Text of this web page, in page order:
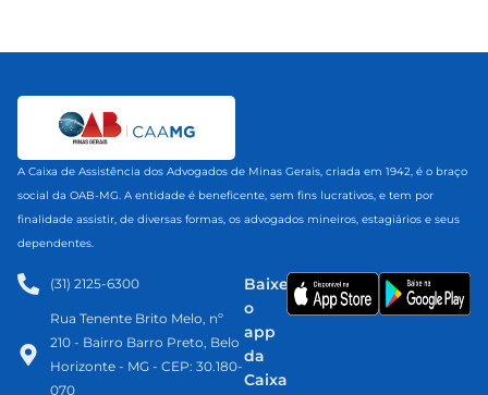
A Caixa de Assistência dos Advogados de Minas Gerais, criada em 1942, é o braço
social da OAB-MG. A entidade é beneficente, sem fins lucrativos, e tem por
finalidade assistir, de diversas formas, os advogados mineiros, estagiários e seus
dependentes.
(31) 2125-6300​
Rua Tenente Brito Melo, nº
210 - Bairro Barro Preto, Belo
Horizonte - MG - CEP: 30.180-
070
Baixe
o
app
da
Caixa